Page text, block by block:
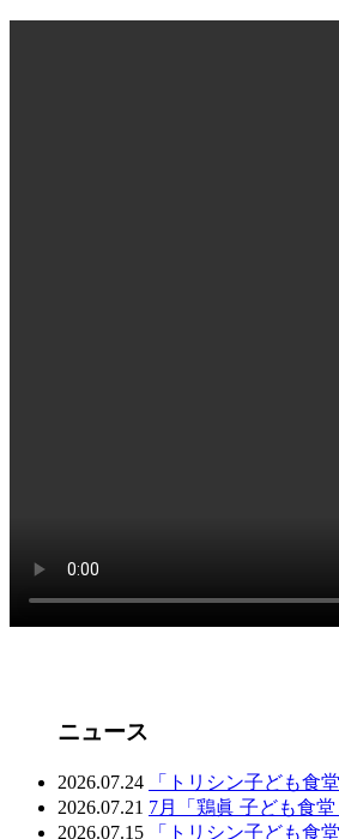
ニュース
2026.07.24
「トリシン子ども食
2026.07.21 7月「鶏眞 子ども食
2026.07.15
「トリシン子ども食